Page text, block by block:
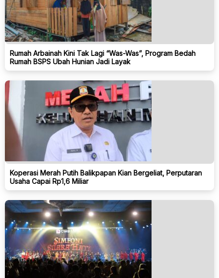
Rumah Arbainah Kini Tak Lagi “Was-Was”, Program Bedah
Rumah BSPS Ubah Hunian Jadi Layak
Koperasi Merah Putih Balikpapan Kian Bergeliat, Perputaran
Usaha Capai Rp1,6 Miliar